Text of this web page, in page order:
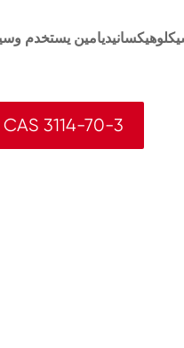
حيث لشراء CAS 3114-70-3